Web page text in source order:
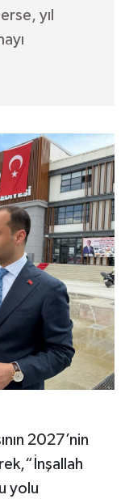
yıl
2027’nin
yolu